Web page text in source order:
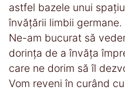
astfel bazele unui
învățării limbii germane.
Ne-am bucurat să
dorința de a învăța
care ne dorim să îl
Vom reveni în curând